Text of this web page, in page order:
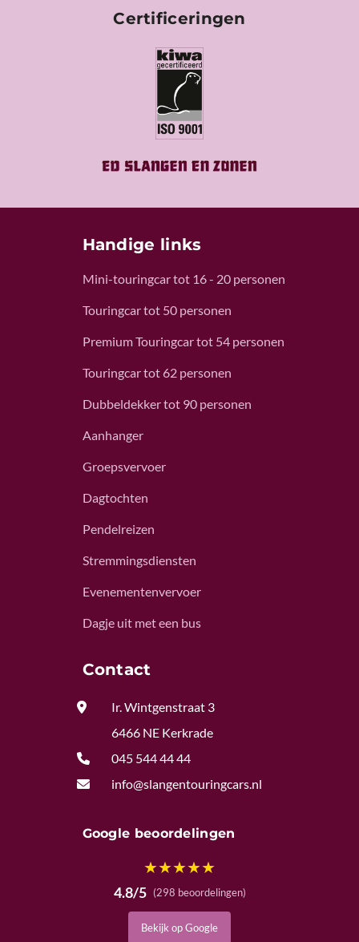
Certificeringen
Handige links
Mini-touringcar tot 16 - 20 personen
Touringcar tot 50 personen
Premium Touringcar tot 54 personen
Touringcar tot 62 personen
Dubbeldekker tot 90 personen
Aanhanger
Groepsvervoer
Dagtochten
Pendelreizen
Stremmingsdiensten
Evenementenvervoer
Dagje uit met een bus
Contact

Ir. Wintgenstraat 3
6466 NE Kerkrade

045 544 44 44

info@slangentouringcars.nl
Google beoordelingen
★★★★★
4.8/5 (298 beoordelingen)
Bekijk op Google